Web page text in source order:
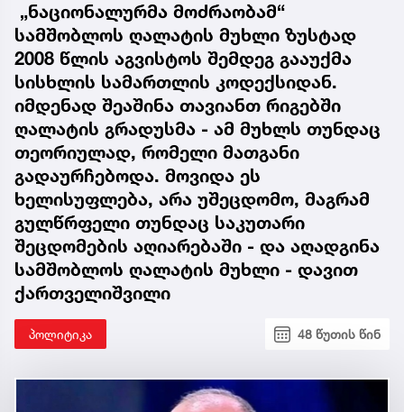
„ნაციონალურმა მოძრაობამ“
სამშობლოს ღალატის მუხლი ზუსტად
2008 წლის აგვისტოს შემდეგ გააუქმა
სისხლის სამართლის კოდექსიდან.
იმდენად შეაშინა თავიანთ რიგებში
ღალატის გრადუსმა - ამ მუხლს თუნდაც
თეორიულად, რომელი მათგანი
გადაურჩებოდა. მოვიდა ეს
ხელისუფლება, არა უშეცდომო, მაგრამ
გულწრფელი თუნდაც საკუთარი
შეცდომების აღიარებაში - და აღადგინა
სამშობლოს ღალატის მუხლი - დავით
ქართველიშვილი
პოლიტიკა 48 წუთის წინ